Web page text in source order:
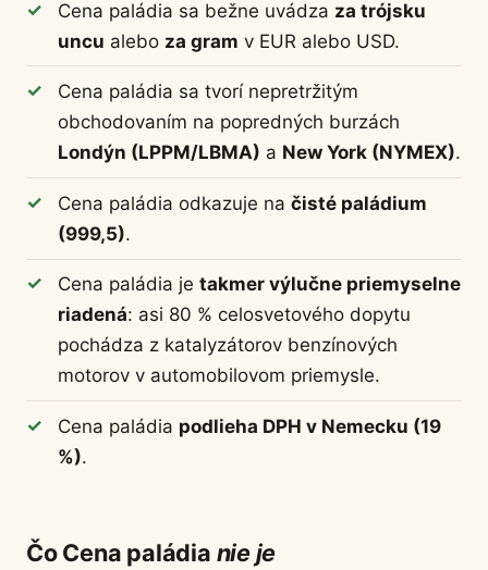
Cena paládia sa bežne uvádza za trójsku
uncu alebo za gram v EUR alebo USD.
Cena paládia sa tvorí nepretržitým
obchodovaním na popredných burzách
Londýn (LPPM/LBMA) a New York (NYMEX).
Cena paládia odkazuje na čisté paládium
(999,5).
Cena paládia je takmer výlučne priemyselne
riadená: asi 80 % celosvetového dopytu
pochádza z katalyzátorov benzínových
motorov v automobilovom priemysle.
Cena paládia podlieha DPH v Nemecku (19
%).
Čo Cena paládia nie je